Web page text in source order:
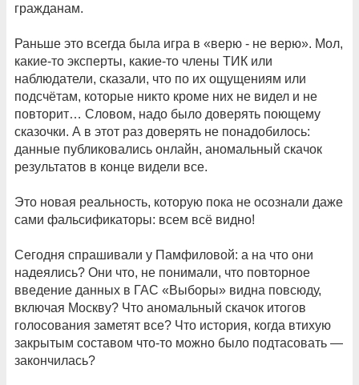
гражданам.
Раньше это всегда была игра в «верю - не верю». Мол,
какие-то эксперты, какие-то члены ТИК или
наблюдатели, сказали, что по их ощущениям или
подсчётам, которые никто кроме них не видел и не
повторит… Словом, надо было доверять поющему
сказочки. А в этот раз доверять не понадобилось:
данные публиковались онлайн, аномальный скачок
результатов в конце видели все.
Это новая реальность, которую пока не осознали даже
сами фальсификаторы: всем всё видно!
Сегодня спрашивали у Памфиловой: а на что они
надеялись? Они что, не понимали, что повторное
введение данных в ГАС «Выборы» видна повсюду,
включая Москву? Что аномальный скачок итогов
голосования заметят все? Что история, когда втихую
закрытым составом что-то можно было подтасовать —
закончилась?